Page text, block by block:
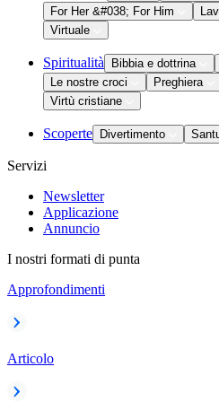
For Her &#038; For Him
Virtuale
Spiritualità Bibbia e dottrina
Le nostre croci
Preghiera
Virtù cristiane
Scoperte Divertimento
Servizi
Newsletter
Applicazione
Annuncio
I nostri formati di punta
Approfondimenti
Articolo